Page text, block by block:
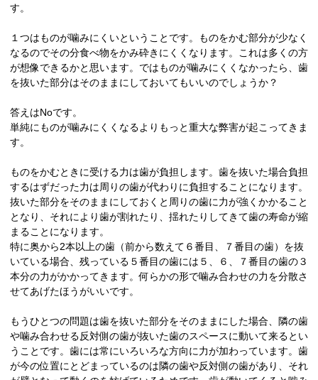
す。
１つはものが噛みにくいということです。ものをかむ部分が少なく
なるのでその分食べ物をかみ砕きにくくなります。これは多くの方
が想像できるかと思います。ではものが噛みにくくなかったら、歯
を抜いた部分はそのままにしておいてもいいのでしょうか？
答えはNoです。
単純にものが噛みにくくなるよりもっと重大な弊害が起こってきま
す。
ものをかむときに受ける力は歯が負担します。歯を抜いた場合負担
するはずだった力は周りの歯が代わりに負担することになります。
抜いた部分をそのままにしておくと周りの歯に力が強くかかること
となり、それにより歯が割れたり、揺れたりしてきて歯の寿命が縮
まることになります。
特に奥から2本以上の歯（前から数えて６番目、７番目の歯）を抜
いている場合、残っている５番目の歯には５、６、７番目の歯の３
本分の力がかかってきます。何らかの形で噛み合わせの力を分散さ
せてあげたほうがいいです。
もうひとつの問題は歯を抜いた部分をそのままにした場合、隣の歯
や噛み合わせる反対側の歯が抜いた歯のスペースに動いて来るとい
うことです。歯には常にいろいろな方向に力が加わっています。歯
が今の位置にとどまっているのは隣の歯や反対側の歯があり、それ